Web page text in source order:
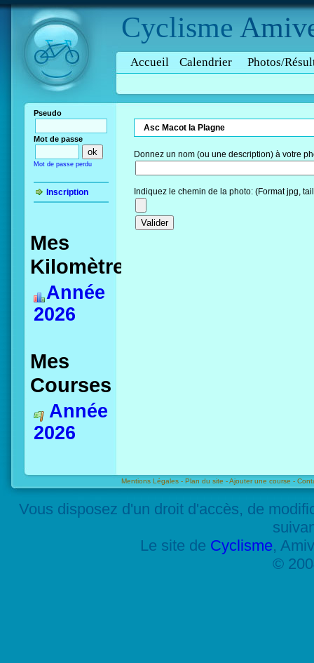
Cyclisme
Accueil Calendrier Photos/
Pseudo
Mot de passe
Mot de passe perdu
Inscription
Mes
Kilomètres
Année
2026
Mes
Courses
Année
2026
Asc Macot la Plagne
Donnez un nom (ou une description) à votre
Indiquez le chemin de la photo: (Format jpg,
Mentions Légales - Plan du site -Ajouter une course -
Vous disposez d'un droit d'accès, de
Le site de Cyclisme,
©